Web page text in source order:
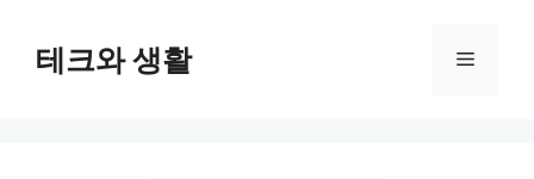
테크와 생활 메